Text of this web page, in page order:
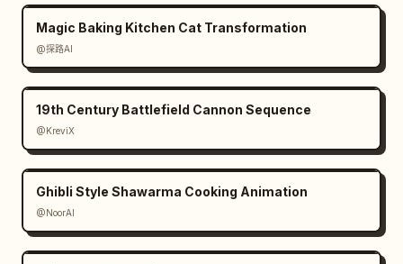
Magic Baking Kitchen Cat Transformation
@探路AI
19th Century Battlefield Cannon Sequence
@KreviX
Ghibli Style Shawarma Cooking Animation
@NoorAI